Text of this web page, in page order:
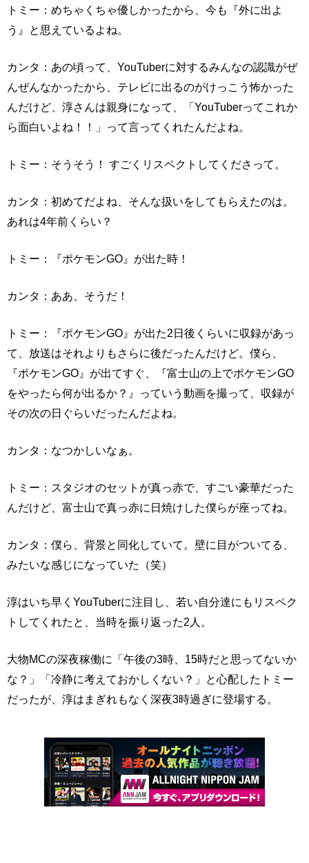
トミー：めちゃくちゃ優しかったから、今も『外に出よ
う』と思えているよね。
カンタ：あの頃って、YouTuberに対するみんなの認識がぜ
んぜんなかったから、テレビに出るのがけっこう怖かった
んだけど、淳さんは親身になって、「YouTuberってこれか
ら面白いよね！！」って言ってくれたんだよね。
トミー：そうそう！ すごくリスペクトしてくださって。
カンタ：初めてだよね、そんな扱いをしてもらえたのは。
あれは4年前くらい？
トミー：『ポケモンGO』が出た時！
カンタ：ああ、そうだ！
トミー：『ポケモンGO』が出た2日後くらいに収録があっ
て、放送はそれよりもさらに後だったんだけど。僕ら、
『ポケモンGO』が出てすぐ、『富士山の上でポケモンGO
をやったら何が出るか？』っていう動画を撮って、収録が
その次の日ぐらいだったんだよね。
カンタ：なつかしいなぁ。
トミー：スタジオのセットが真っ赤で、すごい豪華だった
んだけど、富士山で真っ赤に日焼けした僕らが座ってね。
カンタ：僕ら、背景と同化していて。壁に目がついてる、
みたいな感じになっていた（笑）
淳はいち早くYouTuberに注目し、若い自分達にもリスペク
トしてくれたと、当時を振り返った2人。
大物MCの深夜稼働に「午後の3時、15時だと思ってないか
な？」「冷静に考えておかしくない？」と心配したトミー
だったが、淳はまぎれもなく深夜3時過ぎに登場する。